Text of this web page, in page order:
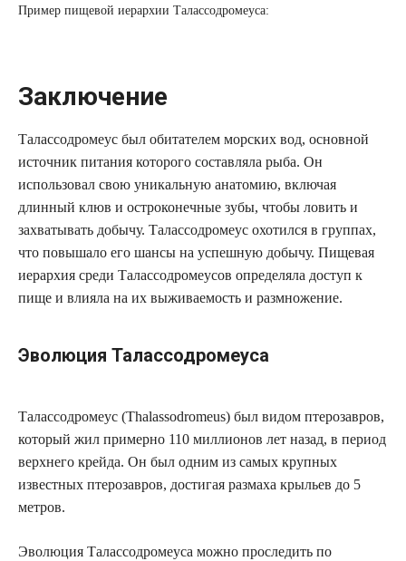
Пример пищевой иерархии Талассодромеуса:
Заключение
Талассодромеус был обитателем морских вод, основной
источник питания которого составляла рыба. Он
использовал свою уникальную анатомию, включая
длинный клюв и остроконечные зубы, чтобы ловить и
захватывать добычу. Талассодромеус охотился в группах,
что повышало его шансы на успешную добычу. Пищевая
иерархия среди Талассодромеусов определяла доступ к
пище и влияла на их выживаемость и размножение.
Эволюция Талассодромеуса
Талассодромеус (Thalassodromeus) был видом птерозавров,
который жил примерно 110 миллионов лет назад, в период
верхнего крейда. Он был одним из самых крупных
известных птерозавров, достигая размаха крыльев до 5
метров.
Эволюция Талассодромеуса можно проследить по